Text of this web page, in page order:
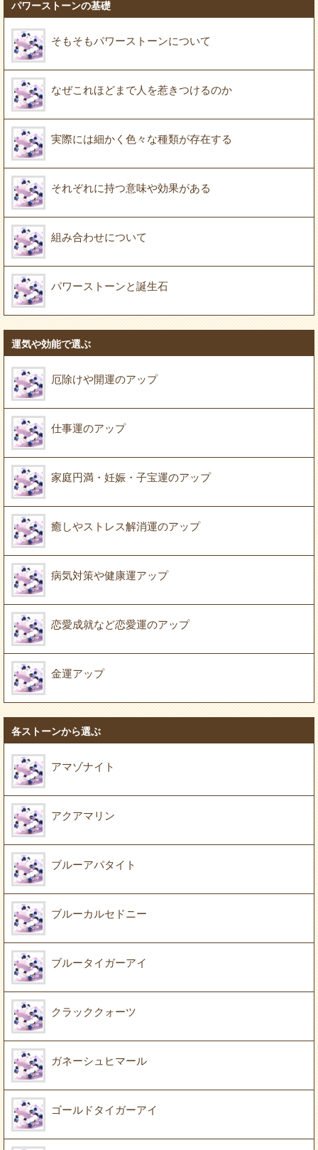
パワーストーンの基礎
そもそもパワーストーンについて
なぜこれほどまで人を惹きつけるのか
実際には細かく色々な種類が存在する
それぞれに持つ意味や効果がある
組み合わせについて
パワーストーンと誕生石
運気や効能で選ぶ
厄除けや開運のアップ
仕事運のアップ
家庭円満・妊娠・子宝運のアップ
癒しやストレス解消運のアップ
病気対策や健康運アップ
恋愛成就など恋愛運のアップ
金運アップ
各ストーンから選ぶ
アマゾナイト
アクアマリン
ブルーアパタイト
ブルーカルセドニー
ブルータイガーアイ
クラッククォーツ
ガネーシュヒマール
ゴールドタイガーアイ